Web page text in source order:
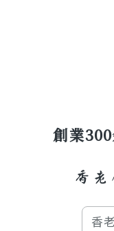
創業
香